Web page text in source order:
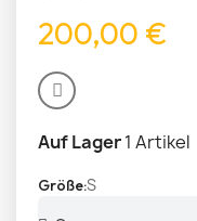
200,00 €
Auf Lager1 Artikel
GrößeS